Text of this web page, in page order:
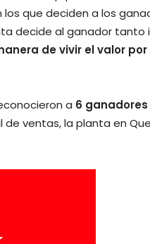
que deciden a los
decide al ganador tanto
de vivir el valor
a 6 ganadores
ventas, la planta en